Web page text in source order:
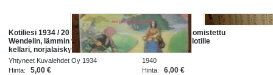
Kotiliesi 1934 / 20 kansi Martta
Wendelin, lämmin vaiko kylmä
kellari, norjalaiskylä, jossa on
syntynyt maailmankuulu
kotiteollisuustuote (mustavalkoiset
Yhtyneet Kuvalehdet Oy 1934
Hinta:
5,00 €
Lämmin käsi - omistettu
Hankasalmen lotille
1940
Hinta:
6,00 €